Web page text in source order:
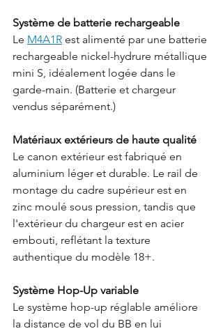
Système de batterie rechargeable
Le M4A1R est alimenté par une batterie
rechargeable nickel-hydrure métallique
mini S, idéalement logée dans le
garde-main. (Batterie et chargeur
vendus séparément.)
Matériaux extérieurs de haute qualité
Le canon extérieur est fabriqué en
aluminium léger et durable. Le rail de
montage du cadre supérieur est en
zinc moulé sous pression, tandis que
l'extérieur du chargeur est en acier
embouti, reflétant la texture
authentique du modèle 18+.
Système Hop-Up variable
Le système hop-up réglable améliore
la distance de vol du BB en lui